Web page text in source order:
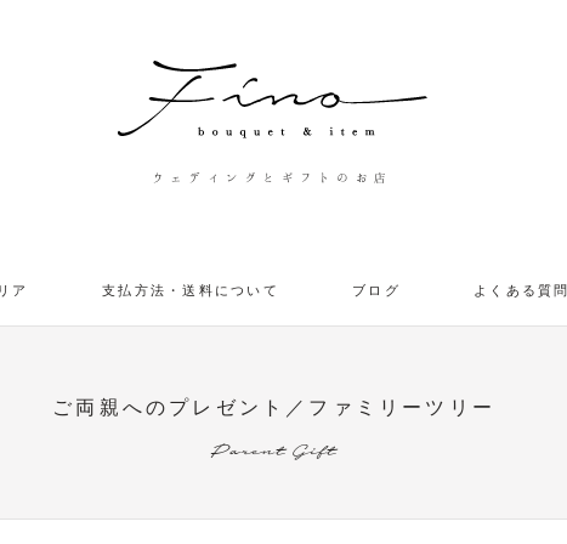
ウェディングとギフトのお店
ア 支払方法・送料について ブログ よくある質問
ご両親へのプレゼント／ファミリーツリー
Parent Gift